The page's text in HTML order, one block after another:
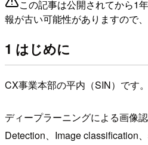
この記事は公開されてから1
報が古い可能性がありますので、
1 はじめに
CX事業本部の平内（SIN）です。
ディープラーニングによる画像
Detection、Image classification